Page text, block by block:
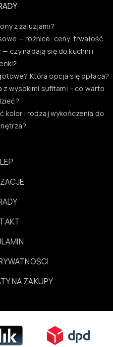
z żaluzjami?
— różnice, ceny, trwałość
czy nadają się do kuchni i
Która opcja się opłaca?
wysokimi sufitami – co warto
kolor i rodzaj wykończenia do
NA ZAKUPY